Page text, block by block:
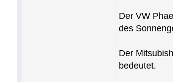
Der VW
des
Der
bedeutet.